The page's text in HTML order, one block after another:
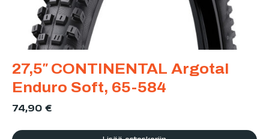
27,5″ CONTINENTAL Argotal
Enduro Soft, 65-584
74,90€